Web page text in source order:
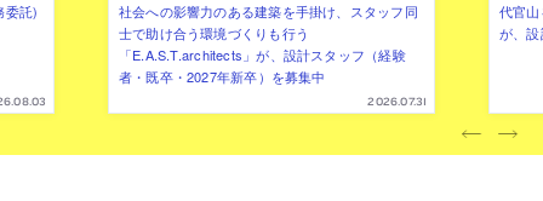
委託)
社会への影響力のある建築を手掛け、スタッフ同
士で助け合う環境づくりも行う
「E.A.S.T.architects」が、設計スタッフ（経験
者・既卒・2027年新卒）を募集中
2026.07.31
代官
が、